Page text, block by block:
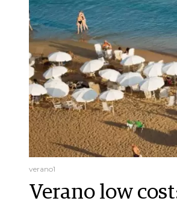
verano1
Verano low